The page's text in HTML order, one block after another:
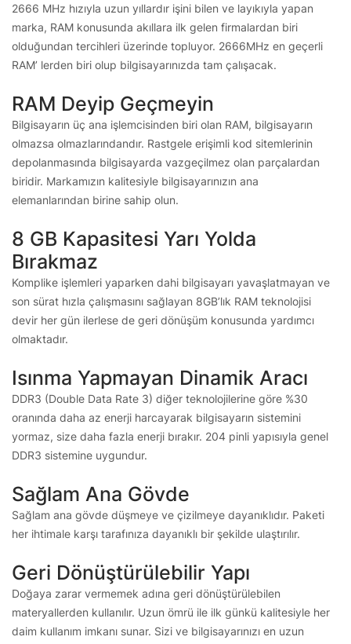
2666 MHz hızıyla uzun yıllardır işini bilen ve layıkıyla yapan
marka, RAM konusunda akıllara ilk gelen firmalardan biri
olduğundan tercihleri üzerinde topluyor. 2666MHz en geçerli
RAM’ lerden biri olup bilgisayarınızda tam çalışacak.
RAM Deyip Geçmeyin
Bilgisayarın üç ana işlemcisinden biri olan RAM, bilgisayarın
olmazsa olmazlarındandır. Rastgele erişimli kod sitemlerinin
depolanmasında bilgisayarda vazgeçilmez olan parçalardan
biridir. Markamızın kalitesiyle bilgisayarınızın ana
elemanlarından birine sahip olun.
8 GB Kapasitesi Yarı Yolda
Bırakmaz
Komplike işlemleri yaparken dahi bilgisayarı yavaşlatmayan ve
son sürat hızla çalışmasını sağlayan 8GB’lık RAM teknolojisi
devir her gün ilerlese de geri dönüşüm konusunda yardımcı
olmaktadır.
Isınma Yapmayan Dinamik Aracı
DDR3 (Double Data Rate 3) diğer teknolojilerine göre %30
oranında daha az enerji harcayarak bilgisayarın sistemini
yormaz, size daha fazla enerji bırakır. 204 pinli yapısıyla genel
DDR3 sistemine uygundur.
Sağlam Ana Gövde
Sağlam ana gövde düşmeye ve çizilmeye dayanıklıdır. Paketi
her ihtimale karşı tarafınıza dayanıklı bir şekilde ulaştırılır.
Geri Dönüştürülebilir Yapı
Doğaya zarar vermemek adına geri dönüştürülebilen
materyallerden kullanılır. Uzun ömrü ile ilk günkü kalitesiyle her
daim kullanım imkanı sunar. Sizi ve bilgisayarınızı en uzun